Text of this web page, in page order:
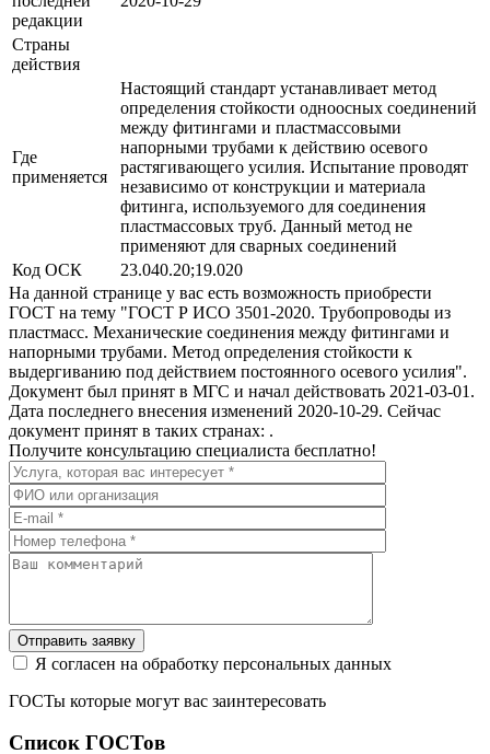
редакции
Страны
действия
Где
применяется
Настоящий стандарт устанавливает метод
определения стойкости одноосных соединений
между фитингами и пластмассовыми
напорными трубами к действию осевого
растягивающего усилия. Испытание проводят
независимо от конструкции и материала
фитинга, используемого для соединения
пластмассовых труб. Данный метод не
применяют для сварных соединений
Код ОСК
23.040.20;19.020
На данной странице у вас есть возможность приобрести
ГОСТ на тему "ГОСТ Р ИСО 3501-2020. Трубопроводы из
пластмасс. Механические соединения между фитингами и
напорными трубами. Метод определения стойкости к
выдергиванию под действием постоянного осевого усилия".
Документ был принят в МГС и начал действовать 2021-03-01.
Дата последнего внесения изменений 2020-10-29. Сейчас
документ принят в таких странах: .
Получите консультацию специалиста бесплатно!
Отправить заявку
Я согласен на обработку персональных данных
ГОСТы которые могут вас заинтересовать
Список ГОСТов